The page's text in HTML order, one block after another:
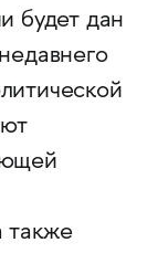
будет дан
также